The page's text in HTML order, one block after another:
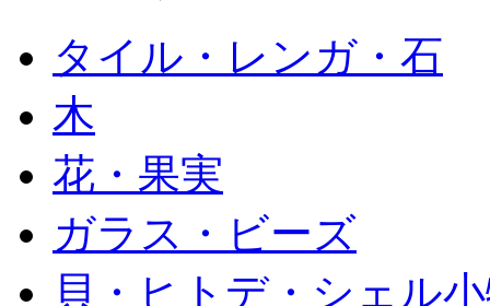
タイル・レンガ・石
木
花・果実
ガラス・ビーズ
貝・ヒトデ・シェル